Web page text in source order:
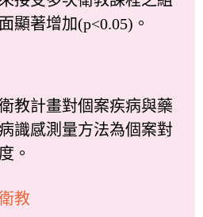
顯著增加(p<0.05)。
計畫對個案疾病與藥
識感測量方法為個案對
。
教